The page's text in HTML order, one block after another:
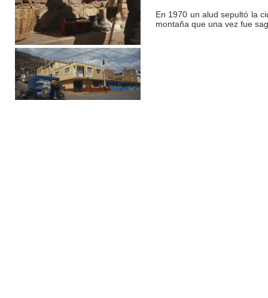
En 1970 un alud sepultó la
montaña que una vez fue